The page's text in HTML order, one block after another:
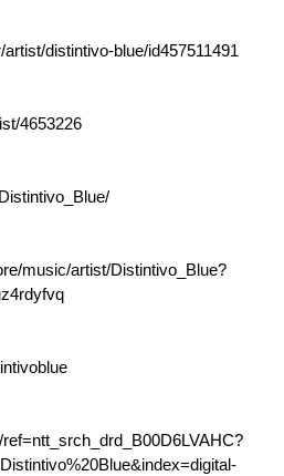
distintivo-blue/id457511491
4653226
music/artist/Distintivo_Blue?